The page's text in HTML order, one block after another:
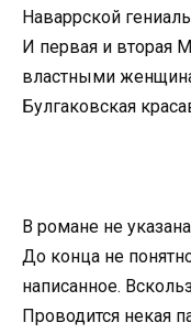
Наваррской
И первая и вторая
властными
Булгаковская
В романе не
До конца не
написанное.
Проводится некая